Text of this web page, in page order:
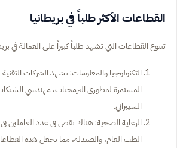
القطاعات الأكثر طلباً في بريطانيا
تتنوع القطاعات التي تشهد طلباً كبيراً على العمالة في
التكنولوجيا والمعلومات: تشهد الشركات
المستمرة لمطوري البرمجيات، مهندسي
السيبراني.
الرعاية الصحية: هناك نقص في عدد العاملين
الطب العام، والصيدلة، مما يجعل هذه